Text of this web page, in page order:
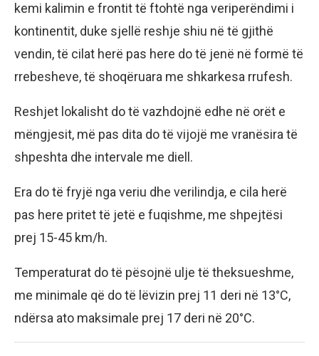
kemi kalimin e frontit të ftohtë nga veriperëndimi i
kontinentit, duke sjellë reshje shiu në të gjithë
vendin, të cilat herë pas here do të jenë në formë të
rrebesheve, të shoqëruara me shkarkesa rrufesh.
Reshjet lokalisht do të vazhdojnë edhe në orët e
mëngjesit, më pas dita do të vijojë me vranësira të
shpeshta dhe intervale me diell.
Era do të fryjë nga veriu dhe verilindja, e cila herë
pas here pritet të jetë e fuqishme, me shpejtësi
prej 15-45 km/h.
Temperaturat do të pësojnë ulje të theksueshme,
me minimale që do të lëvizin prej 11 deri në 13°C,
ndërsa ato maksimale prej 17 deri në 20°C.